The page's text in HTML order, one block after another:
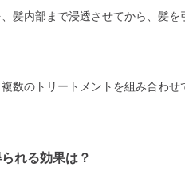
髪内部まで浸透させてから、髪を
数のトリートメントを組み合わせ
れる効果は？